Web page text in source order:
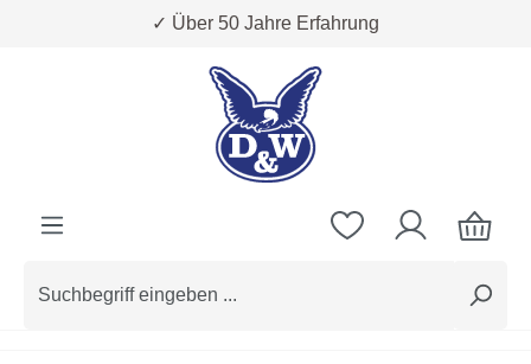
Zum Hauptinhalt springen✓ Über 50 Jahre Erfahrung